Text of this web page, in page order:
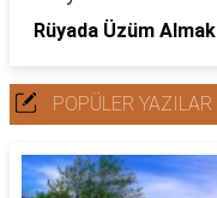
Rüyada Üzüm Almak
POPÜLER YAZILAR